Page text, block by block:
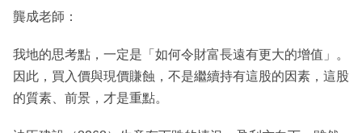
龔成老師：
我地的思考點，一定是「如何令財富長遠有更大的增值」。
因此，買入價與現價賺蝕，不是繼續持有這股的因素，這股
的質素、前景，才是重點。